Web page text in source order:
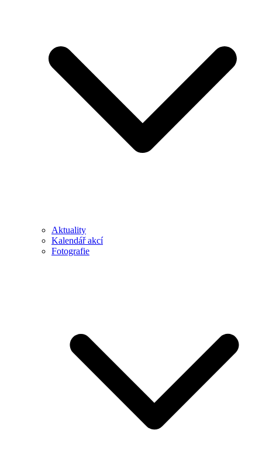
Aktuality
Kalendář akcí
Fotografie